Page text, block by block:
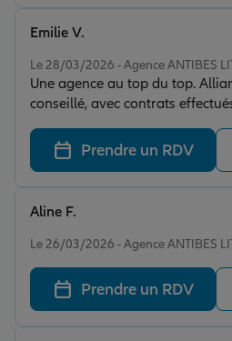
Le 28/03/2026 - Agence ANTIBES
Une agence au top du top. Allianz Julien Delande super
conseillé, avec contrats
rapide efficace. Je recommande
Emilie V.
Prendre un RDV
Le 26/03/2026 - Agence ANTIBES
Aline F.
Prendre un RDV